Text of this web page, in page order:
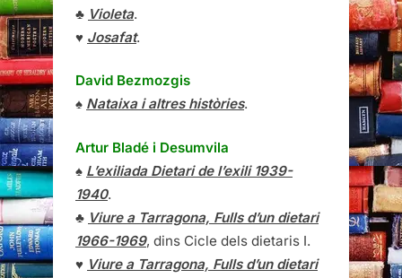
♣ Violeta.
♥ Josafat.
David Bezmozgis
♠ Nataixa i altres històries.
Artur Bladé i Desumvila
♠ L’exiliada Dietari de l’exili 1939-
1940.
♣ Viure a Tarragona, Fulls d’un dietari
1966-1969, dins Cicle dels dietaris I.
♥ Viure a Tarragona, Fulls d’un dietari